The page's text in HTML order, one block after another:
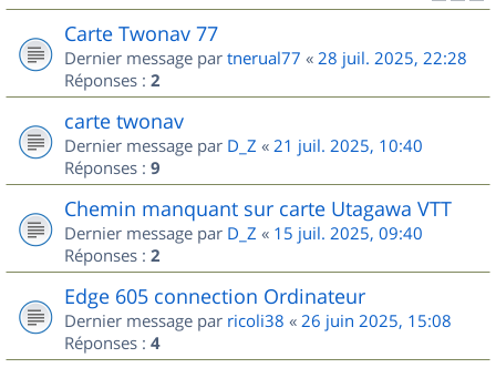
Carte Twonav 77
Dernier message par tnerual77 « 28 juil. 2025, 22:28
Réponses : 2
carte twonav
Dernier message par D_Z « 21 juil. 2025, 10:40
Réponses : 9
Chemin manquant sur carte Utagawa VTT
Dernier message par D_Z « 15 juil. 2025, 09:40
Réponses : 2
Edge 605 connection Ordinateur
Dernier message par ricoli38 « 26 juin 2025, 15:08
Réponses : 4